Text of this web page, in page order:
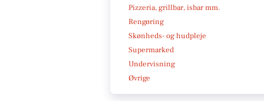
Pizzeria, grillbar, isbar mm.
Rengøring
Skønheds- og hudpleje
Supermarked
Undervisning
Øvrige